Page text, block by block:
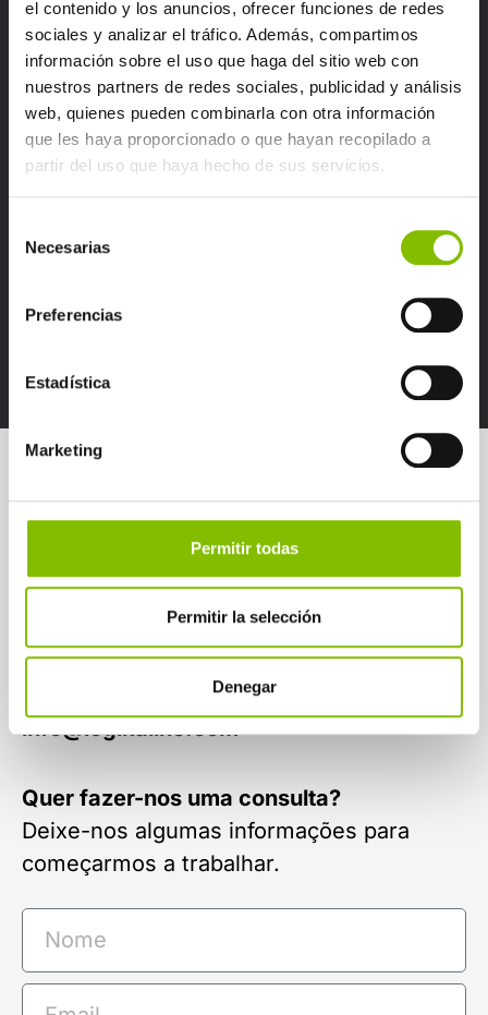
el contenido y los anuncios, ofrecer funciones de redes
sociales y analizar el tráfico. Además, compartimos
información sobre el uso que haga del sitio web con
nuestros partners de redes sociales, publicidad y análisis
web, quienes pueden combinarla con otra información
que les haya proporcionado o que hayan recopilado a
partir del uso que haya hecho de sus servicios.
Necesarias
Preferencias
Estadística
Marketing
Permitir todas
Permitir la selección
Denegar
Veja
Grande distribuição
Entre em
contato
info@logikaline.com
Quer fazer-nos uma consulta?
Deixe-nos algumas informações para
começarmos a trabalhar.